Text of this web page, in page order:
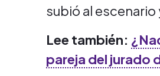
subió al escenario
Lee también:
pareja del jurado